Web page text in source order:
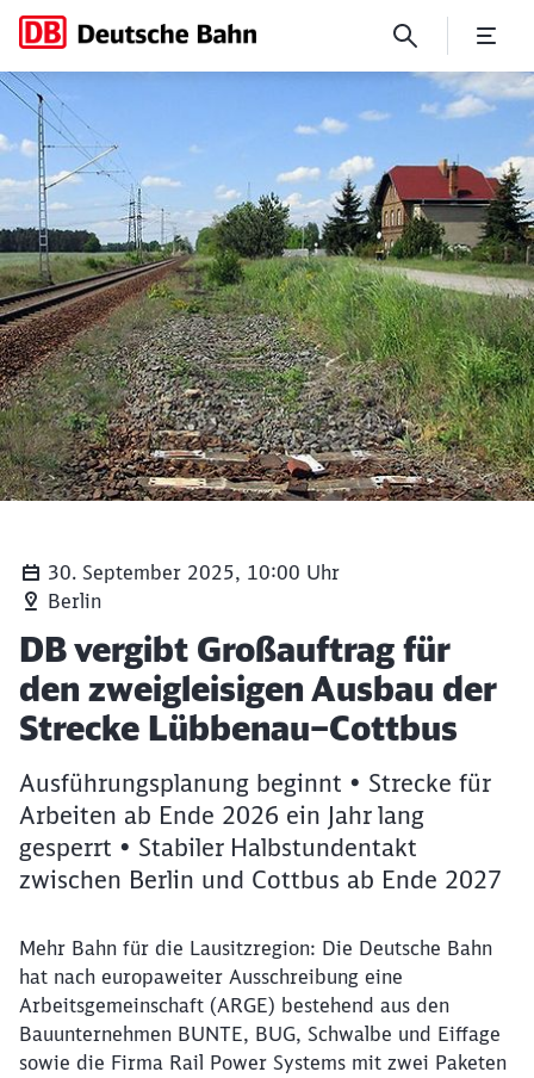
DB vergibt Großauftrag für
30. September 2025, 10:00 Uhr
Berlin
Artikel:
DB vergibt Großauftrag für
den zweigleisigen Ausbau der
Strecke Lübbenau–Cottbus
Ausführungsplanung beginnt • Strecke für
Arbeiten ab Ende 2026 ein Jahr lang
gesperrt • Stabiler Halbstundentakt
zwischen Berlin und Cottbus ab Ende 2027
Mehr Bahn für die Lausitzregion: Die Deutsche Bahn
hat nach europaweiter Ausschreibung eine
Arbeitsgemeinschaft (ARGE) bestehend aus den
Bauunternehmen BUNTE, BUG, Schwalbe und Eiffage
sowie die Firma Rail Power Systems mit zwei Paketen